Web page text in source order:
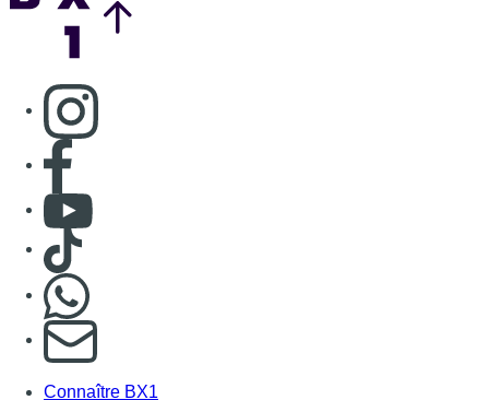
Consulter page Instagram
Consulter page Facebook
Consulter Youtube
Consulter TikTok
S'abonner à notre newsletter
Connaître BX1